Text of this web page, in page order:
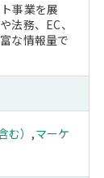
事業を展
法務、EC、
な情報量で
） ,マーケ